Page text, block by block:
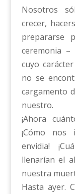
Nosotros
crecer,
prepararse
ceremonia
cuyo
no se
cargamento
nuestro.
¡Ahora
¡Cómo nos
envidia!
llenarían el
nuestra
Hasta ayer.